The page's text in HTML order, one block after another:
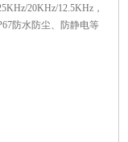
20KHz/12.5KHz，
防水防尘、防静电等